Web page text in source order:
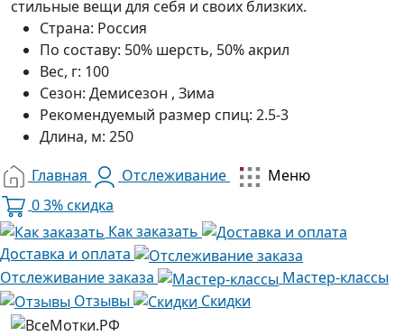
стильные вещи для себя и своих близких.
Страна: Россия
По составу: 50% шерсть, 50% акрил
Вес, г: 100
Сезон: Демисезон , Зима
Рекомендуемый размер спиц: 2.5-3
Длина, м: 250
Главная
Отслеживание
Меню
03% скидка
Как заказать
Доставка и оплата
Отслеживание заказа
Мастер-классы
Отзывы
Скидки